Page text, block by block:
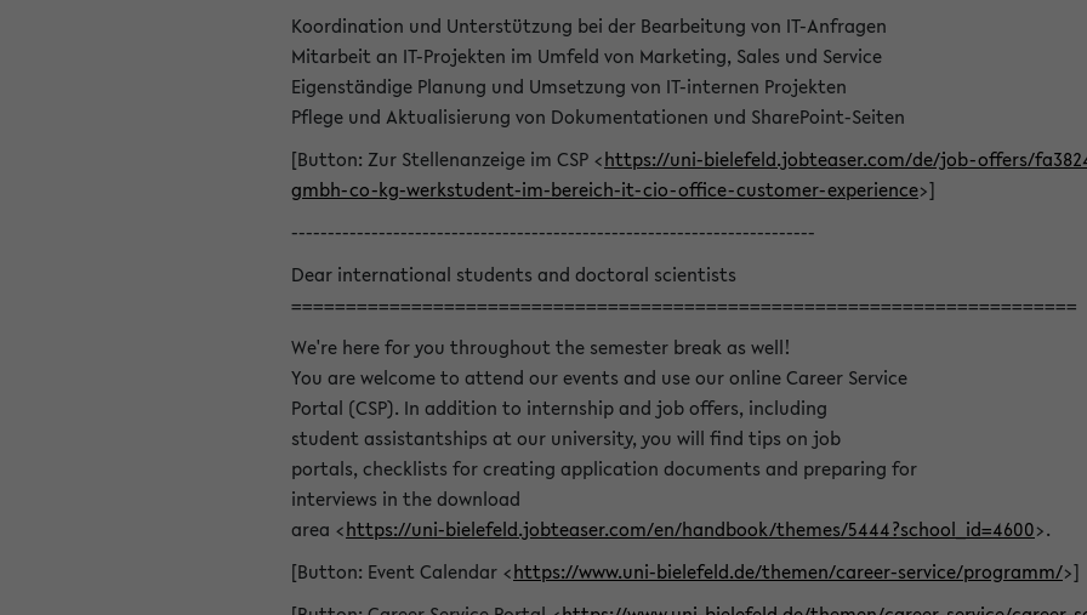
Koordination und Unterstützung bei der Bearbeitung von IT-Anfragen
Mitarbeit an IT-Projekten im Umfeld von Marketing, Sales und Service
Eigenständige Planung und Umsetzung von IT-internen Projekten
Pflege und Aktualisierung von Dokumentationen und SharePoint-Seiten
[Button: Zur Stellenanzeige im CSP <https://uni-bielefeld.jobteaser.com/de/job-offers/
gmbh-co-kg-werkstudent-im-bereich-it-cio-office-customer-experience>]
------------------------------------------------------------------------
Dear international students and doctoral scientists
========================================================================
We're here for you throughout the semester break as well!
You are welcome to attend our events and use our online Career Service
Portal (CSP). In addition to internship and job offers, including
student assistantships at our university, you will find tips on job
portals, checklists for creating application documents and preparing for
interviews in the download
area <https://uni-bielefeld.jobteaser.com/en/handbook/themes/5444?school_id=4600>.
[Button: Event Calendar <https://www.uni-bielefeld.de/themen/career-service/programm/>]